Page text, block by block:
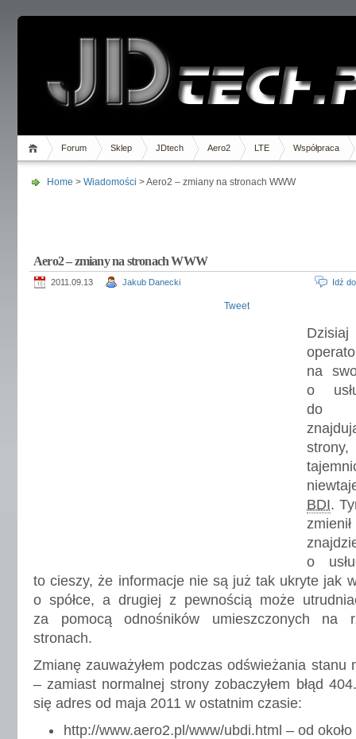
Forum Sklep JDtech Aero2 LTE Współpraca
Home > Wiadomości > Aero2 – zmiany na stronach WWW
Aero2 – zmiany na stronach WWW
2011.09.13 Jakub Danecki Idź
Tweet
na
o
do
BDI.
o
to cieszy, że informacje nie są już tak ukryte jak
o spółce, a drugiej z pewnością może
za pomocą odnośników umieszczonych na
stronach.
Zmianę zauważyłem podczas odświeżania stanu
– zamiast normalnej strony zobaczyłem błąd
się adres od maja 2011 w ostatnim czasie:
http://www.aero2.pl/www/ubdi.html – od